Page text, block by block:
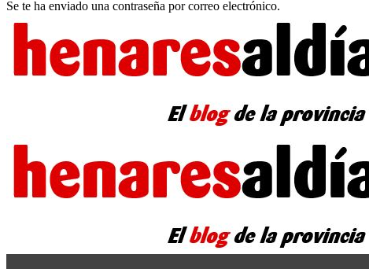
Se te ha enviado una contraseña por correo electrónico.